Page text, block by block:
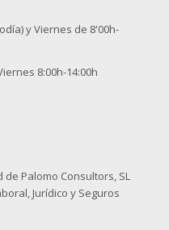
y Viernes de 8'00h-
8:00h-14:00h
Palomo Consultors, SL
Jurídico y Seguros